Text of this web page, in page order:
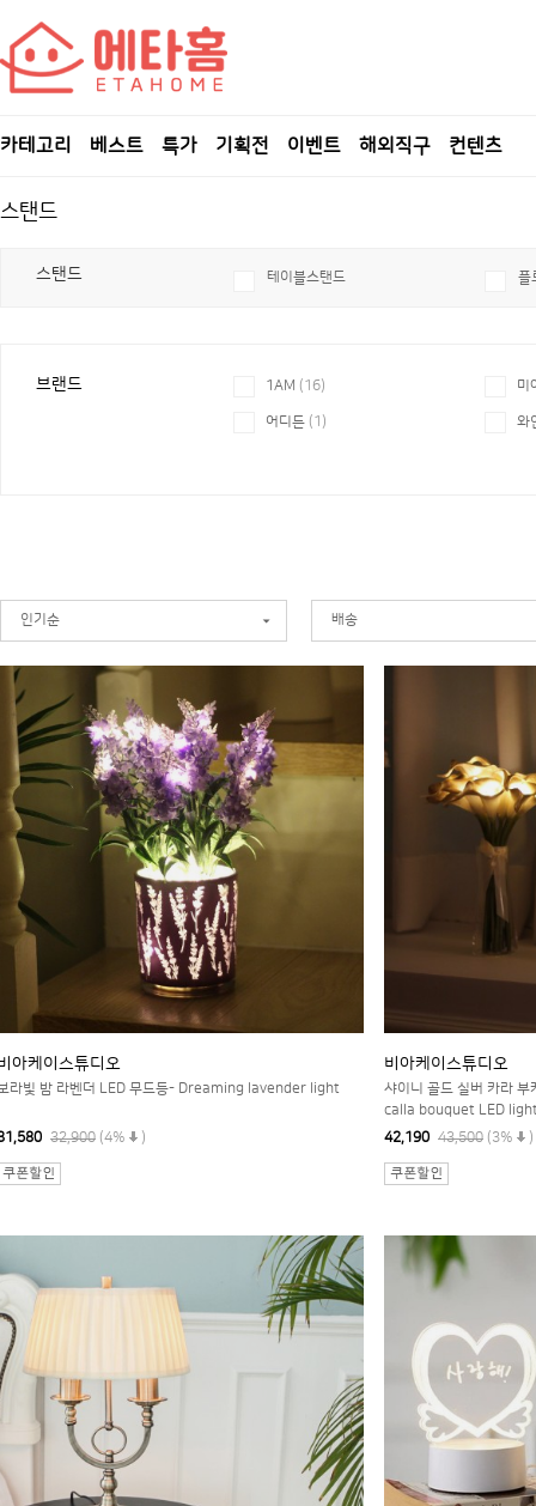
카테고리 베스트 특가 기획전 이벤트 해외직구 컨텐츠
스탠드
스탠드 테이블스탠드 플
브랜드 1AM (16) 미
어디든 (1) 와
인기순 배송
아케이스튜디오
라빛 밤 라벤더 LED 무드등- Dreaming lavender light
32,900 (4% )
비아케이스튜디오
샤이니 골드 실버 카라
calla bouquet LED
42,190 43,500 (3% )